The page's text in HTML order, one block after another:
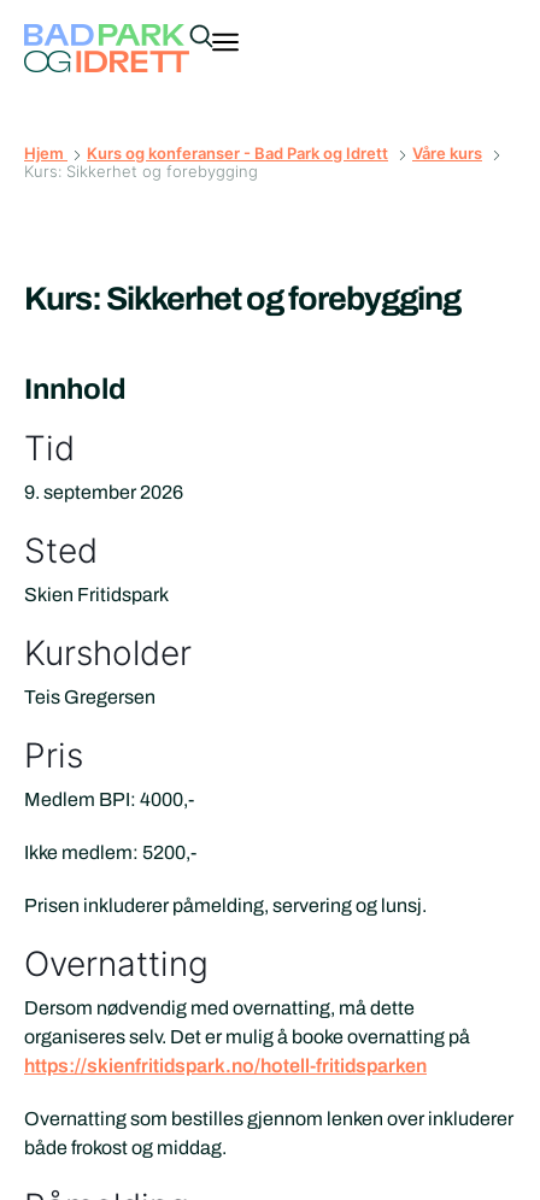
Hjem Kurs og konferanser - Bad Park og Idrett
Våre kurs
Kurs: Sikkerhet og forebygging
Kurs: Sikkerhet og forebygging
Innhold
Tid
9. september 2026
Sted
Skien Fritidspark
Kursholder
Teis Gregersen
Pris
Medlem BPI: 4000,-
Ikke medlem: 5200,-
Prisen inkluderer påmelding, servering og lunsj.
Overnatting
Dersom nødvendig med overnatting, må dette
organiseres selv. Det er mulig å booke overnatting på
https://skienfritidspark.no/hotell-fritidsparken
Overnatting som bestilles gjennom lenken over inkluderer
både frokost og middag.